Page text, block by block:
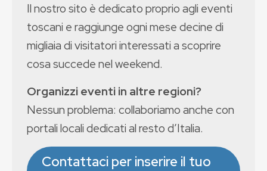
Il nostro sito è dedicato proprio agli eventi
toscani e raggiunge ogni mese decine di
migliaia di visitatori interessati a scoprire
cosa succede nel weekend.
Organizzi eventi in altre regioni?
Nessun problema: collaboriamo anche con
portali locali dedicati al resto d’Italia.
Contattaci per inserire il tuo